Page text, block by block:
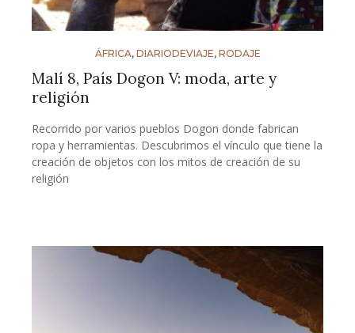
ÁFRICA, DIARIODEVIAJE, RODAJE
Malí 8, País Dogon V: moda, arte y
religión
Recorrido por varios pueblos Dogon donde fabrican
ropa y herramientas. Descubrimos el vínculo que tiene la
creación de objetos con los mitos de creación de su
religión